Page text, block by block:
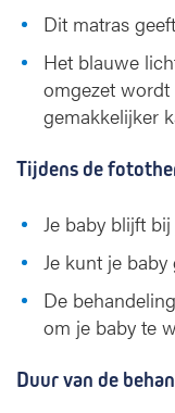
Dit matras
Het blauwe
omgezet
gemakkelijker
Tijdens de
Je baby blijft
Je kunt je
De
om je baby te
Duur van de